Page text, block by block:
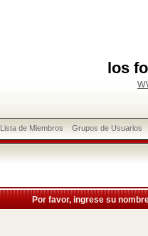
los
Lista de Miembros Grupos de Usuarios
Por favor, ingrese su